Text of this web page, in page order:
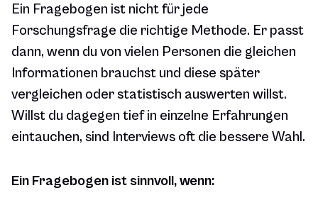
Ein Fragebogen ist nicht für jede
Forschungsfrage die richtige Methode. Er passt
dann, wenn du von vielen Personen die gleichen
Informationen brauchst und diese später
vergleichen oder statistisch auswerten willst.
Willst du dagegen tief in einzelne Erfahrungen
eintauchen, sind Interviews oft die bessere Wahl.
Ein Fragebogen ist sinnvoll, wenn: